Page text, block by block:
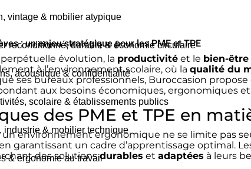
vintage & mobilier atypique
reconditionné, durable & économie circulaire
acoustique & confidentialité
scolaire & établissements publics
industrie & mobilier technique
& ergonomie au travail
: un enjeu stratégique pour les PME et TPE
évolution, la productivité et le bien-être
à l’environnement scolaire, où la qualité du
ses bureaux professionnels, Buroccasion
aux besoins économiques, ergonomiques
des PME et TPE en
un environnement ergonomique ne se limite pas
garantissant un cadre d’apprentissage optimal.
des solutionsdurables et adaptées à leurs